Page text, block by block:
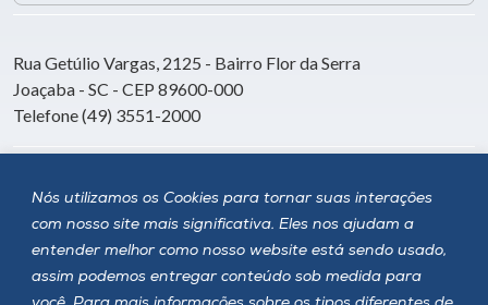
Nós utilizamos os Cookies para tornar suas interações
com nosso site mais significativa. Eles nos ajudam a
entender melhor como nosso website está sendo usado,
assim podemos entregar conteúdo sob medida para
Rua Getúlio Vargas, 2125 - Bairro Flor da Serra
Joaçaba - SC - CEP 89600-000
Telefone (49) 3551-2000
Siga a Unoesc